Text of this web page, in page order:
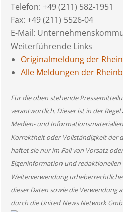
Telefon: +49 (211) 582-1951
Fax: +49 (211) 5526-04
E-Mail:
Weiterführende Links
Originalmeldung der
Alle Meldungen der
Für die oben stehende
verantwortlich. Dieser ist in der
Medien- und
Korrektheit oder Vollständigkeit der
haftet sie nur im Fall von Vorsatz
Eigeninformation und redaktionellen
Weiterverwendung
dieser Daten sowie die Verwendung
durch die United News Network